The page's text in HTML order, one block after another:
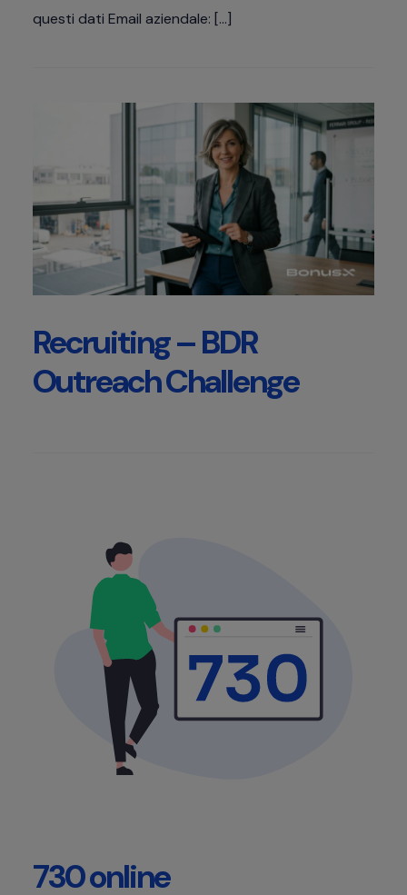
questi dati Email aziendale: […]
Recruiting – BDR
Outreach Challenge
730 online